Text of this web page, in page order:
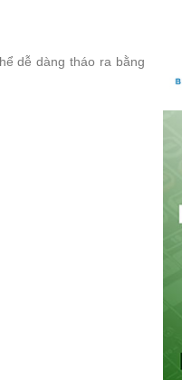
dễ dàng tháo ra bằng